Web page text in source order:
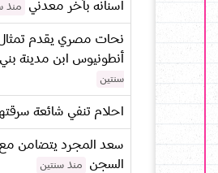
اسنانه بآخر معدني
منذ
نحات مصري يقدم تمثال
أنطونيوس ابن مدينة
سنتين
احلام تنفي شائعة
سعد المجرد يتضامن مع
السجن
منذ سنتين